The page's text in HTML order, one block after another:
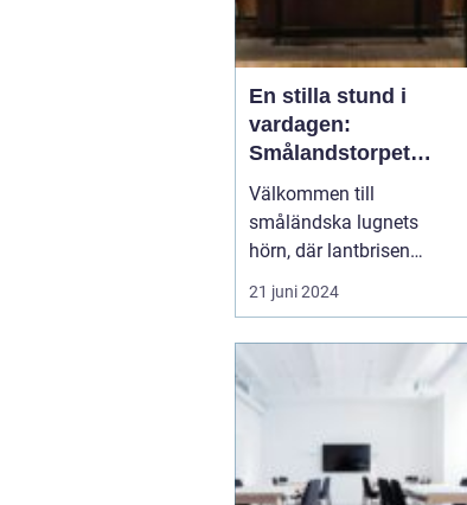
En stilla stund i
vardagen:
Smålandstorpet
Lanthotell
Välkommen till
småländska lugnets
hörn, där lantbrisen
viskar sagor från förr
och nutidens stilla gång
Lanthotell erbjuder inte
bara en säng att sova i,
utan också en oas
bortom stadens brus, där
21 juni 2024